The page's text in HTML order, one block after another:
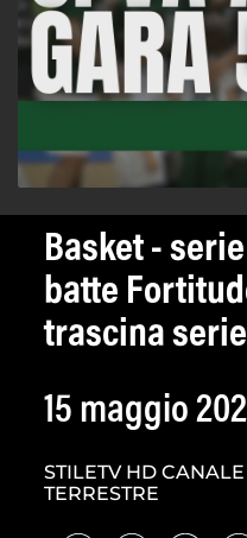
Basket -
batte
trascina
15 maggio
STILETV HD
TERRESTRE